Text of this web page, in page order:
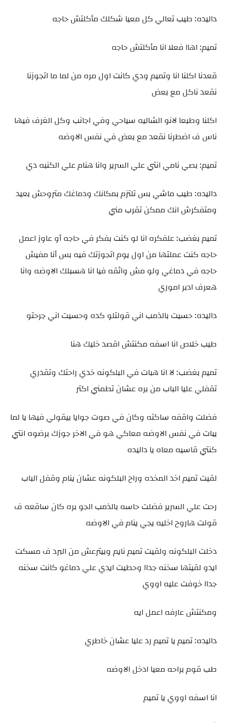
داليده: طيب تعالي كل معيا شكلك مأكلتش حاجه
تميم: اهاا فعلا انا مأكلتش حاجه
قعدنا اكلنا انا وتميم ودي كانت اول مره من لما ما اتجوزنا
نقعد ناكل مع بعض
اكلنا وطبعا لانو الشاليه سياحي وفي اجانب وكل الغرف فيها
ناس ف اضطرنا نقعد مع بعض في نفس الاوضه
تميم: بصي نامي انتي علي السرير وانا هنام علي الكنبه دي
داليده: طيب ماشي بس تلتزم بمكانك ودماغك متروحش بعيد
ومتفكرش انك ممكن تقرب مني
تميم بغضب: علفكره انا لو كنت بفكر في حاجه أو عاوز اعمل
حاجه كنت عملتها من اول يوم اتجوزتك فيه بس أنا مفيش
حاجه في دماغي ولو مش واثقه فيا انا هسبلك الاوضه وانا
هعرف ادبر اموري
داليده: حسيت بالذمب اني قولتلو كده وحسيت اني جرحتو
طيب خلاص انا اسفه مكنتش اقصد خليك هنا
تميم بغضب: لا انا هبات في البلكونه خدي راحتك وتقدري
تقفلي عليا الباب من بره عشان تطمني اكتر
فضلت واقفه ساكته وكان في صوت جوايا بيقولي فيها يا لما
يبات في نفس الاوضه معاكي هو في الاخر جوزك برضوه انتي
كنتي قاسيه معاه يا داليده
لقيت تميم اخد المخده وراح البلكونه عشان ينام وقفل الباب
رحت علي السرير فضلت حاسه بالذمب الجو بره كان ساقعه ف
قولت هاروح اخليه يجي ينام في الاوضه
دخلت البلكونه ولقيت تميم نايم وبيترعش من البرد ف مسكت
ايدو لقيتها سخنه جداا وحطيت ايدي علي دماغو كانت سخنه
جداا خوفت عليه اووي
ومكنتش عارفه اعمل ايه
داليده: تميم يا تميم رد عليا عشان خاطري
طب قوم براحه معيا ادخل الاوضه
انا اسفه اووي يا تميم